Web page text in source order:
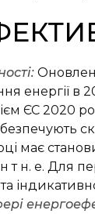
енергії в
ЄС 2020
має
т н. е. Для